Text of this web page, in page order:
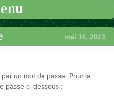
mai 16, 2023
un mot de passe. Pour la
passe ci-dessous :